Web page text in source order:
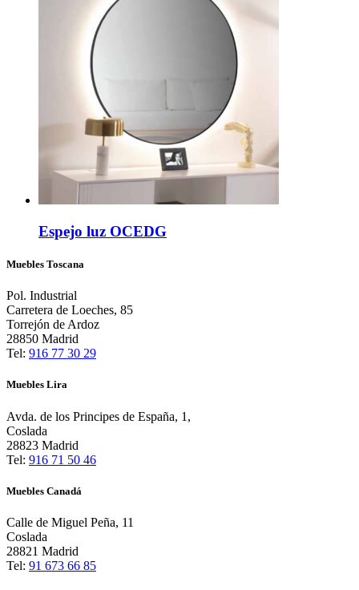
Espejo luz OCEDG
Muebles Toscana
Pol. Industrial
Carretera de Loeches, 85
Torrejón de Ardoz
28850 Madrid
Tel: 916 77 30 29
Muebles Lira
Avda. de los Principes de España, 1,
Coslada
28823 Madrid
Tel: 916 71 50 46
Muebles Canadá
Calle de Miguel Peña, 11
Coslada
28821 Madrid
Tel: 91 673 66 85